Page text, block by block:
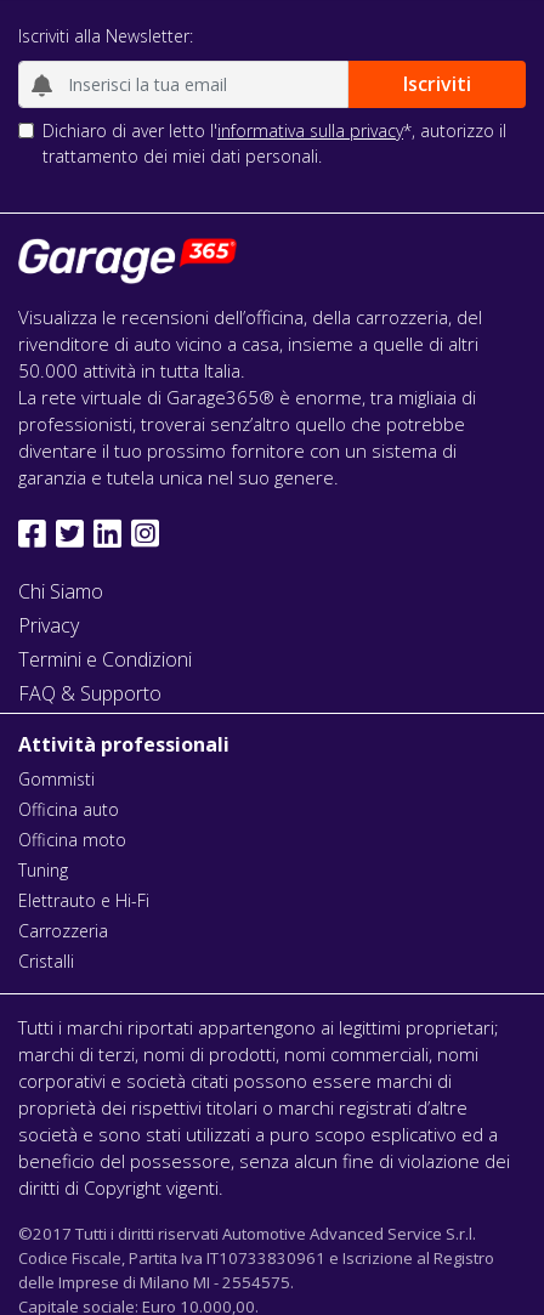
Iscriviti alla Newsletter:
Dichiaro di aver letto l'informativa sulla privacy*, autorizzo il
trattamento dei miei dati personali.
Visualizza le recensioni dell’officina, della carrozzeria, del
rivenditore di auto vicino a casa, insieme a quelle di altri
50.000 attività in tutta Italia.
La rete virtuale di Garage365® è enorme, tra migliaia di
professionisti, troverai senz’altro quello che potrebbe
diventare il tuo prossimo fornitore con un sistema di
garanzia e tutela unica nel suo genere.
Chi Siamo
Privacy
Termini e Condizioni
FAQ & Supporto
Attività professionali
Gommisti
Officina auto
Officina moto
Tuning
Elettrauto e Hi-Fi
Carrozzeria
Cristalli
Tutti i marchi riportati appartengono ai legittimi proprietari;
marchi di terzi, nomi di prodotti, nomi commerciali, nomi
corporativi e società citati possono essere marchi di
proprietà dei rispettivi titolari o marchi registrati d’altre
società e sono stati utilizzati a puro scopo esplicativo ed a
beneficio del possessore, senza alcun fine di violazione dei
diritti di Copyright vigenti.
©2017 Tutti i diritti riservati Automotive Advanced Service S.r.l.
Codice Fiscale, Partita Iva IT10733830961 e Iscrizione al Registro
delle Imprese di Milano MI - 2554575.
Capitale sociale: Euro 10.000,00.